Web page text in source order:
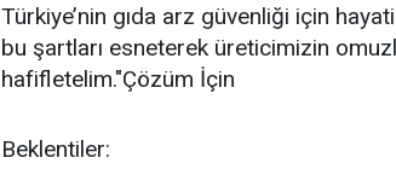
Türkiye’nin gıda arz güvenliği için
bu şartları esneterek üreticimizin
hafifletelim."Çözüm İçin
Beklentiler: